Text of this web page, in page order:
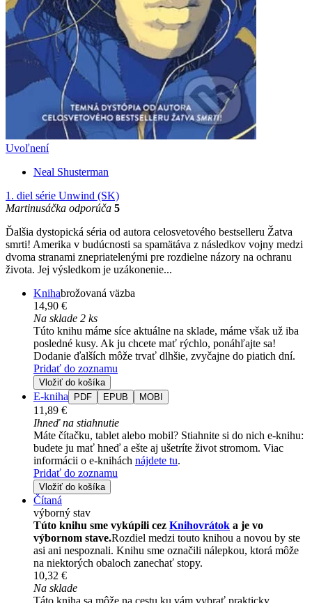
Uvoľnení
Neal Shusterman
1. diel série Unwind (SK)
Martinusáčka odporúča 5
Ďalšia dystopická séria od autora celosvetového bestselleru Žatva
smrti! Amerika v budúcnosti sa spamätáva z následkov vojny medzi
dvoma stranami znepriatelenými pre rozdielne názory na ochranu
života. Jej výsledkom je uzákonenie...
Knihabrožovaná väzba
14,90 €
Na sklade 2 ks
Túto knihu máme síce aktuálne na sklade, máme však už iba
posledné kusy. Ak ju chcete mať rýchlo, ponáhľajte sa!
Dodanie ďalších môže trvať dlhšie, zvyčajne do piatich dní.
Pridať do zoznamu
Vložiť do košíka
E-kniha PDF EPUB MOBI
11,89 €
Ihneď na stiahnutie
Máte čítačku, tablet alebo mobil? Stiahnite si do nich e-knihu:
budete ju mať hneď a ešte aj ušetríte život stromom. Viac
informácii o e-knihách nájdete tu.
Pridať do zoznamu
Vložiť do košíka
Čítaná
výborný stav
Túto knihu sme vykúpili cez Knihovrátok a je vo
výbornom stave.Rozdiel medzi touto knihou a novou by ste
asi ani nespoznali. Knihu sme označili nálepkou, ktorá môže
na niektorých obaloch zanechať stopy.
10,32 €
Na sklade
Táto kniha sa môže na cestu ku vám vybrať prakticky